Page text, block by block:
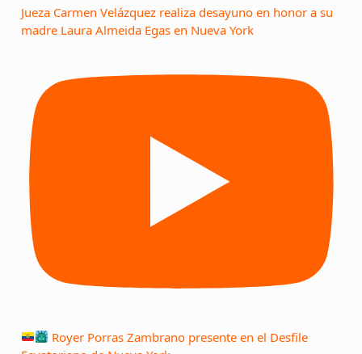
Jueza Carmen Velázquez realiza desayuno en honor a su
madre Laura Almeida Egas en Nueva York
Royer Porras Zambrano presente en el Desfile